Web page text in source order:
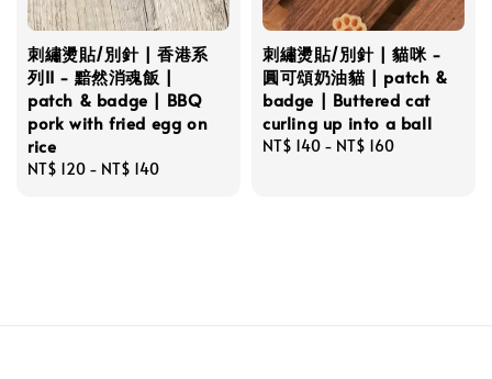
刺繡燙貼/別針 | 香港系
列II - 黯然消魂飯 |
patch & badge | BBQ
pork with fried egg on
rice
Regular
NT$ 120 - NT$ 140
刺繡燙貼/別針 | 貓咪 -
圓可頌奶油貓 | patch &
badge | Buttered cat
curling up into a ball
Regular
NT$ 140 - NT$ 160